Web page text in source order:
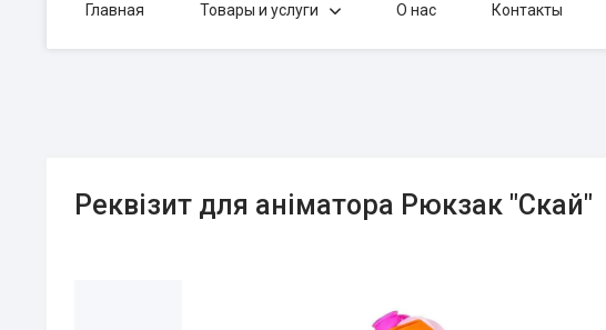
Главная Товары и услуги О нас Контакты
Реквізит для аніматора Рюкзак "Скай"